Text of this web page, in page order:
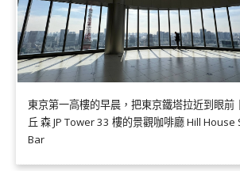
東京第一高樓的早晨，把東京鐵塔拉近到眼前
丘 森 JP Tower 33 樓的景觀咖啡廳 Hill
Bar